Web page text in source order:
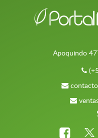
Apoquindo